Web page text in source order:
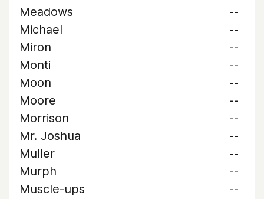
Meadows
--
Michael
--
Miron
--
Monti
--
Moon
--
Moore
--
Morrison
--
Mr. Joshua
--
Muller
--
Murph
--
Muscle-ups
--